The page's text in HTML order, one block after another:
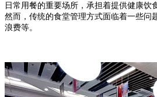
日常用餐的重要场所，承担着提供健康饮
然而，传统的食堂管理方式面临着一些问
浪费等。